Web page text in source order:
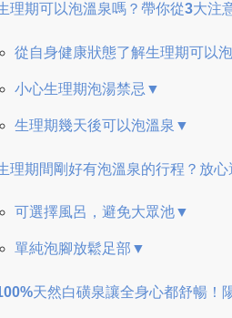
理期可以泡溫泉嗎？帶你從3大注
從自身健康狀態了解生理期可以
小心生理期泡湯禁忌▼
生理期幾天後可以泡溫泉▼
理期間剛好有泡溫泉的行程？放
可選擇風呂，避免大眾池▼
單純泡腳放鬆足部▼
天然白磺泉讓全身心都舒暢！